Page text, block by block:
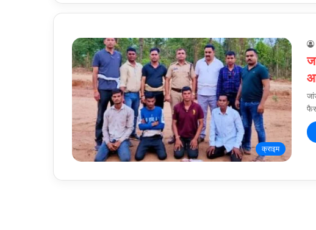
क्राइम